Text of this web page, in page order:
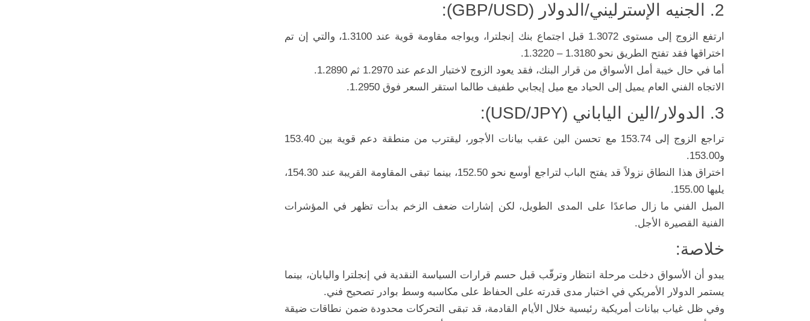
2. الجنيه الإسترليني/الدولار (GBP/USD):
ارتفع الزوج إلى مستوى 1.3072 قبل اجتماع بنك إنجلترا، ويواجه مقاومة قوية عند 1.3100، والتي إن تم
اختراقها فقد تفتح الطريق نحو 1.3180 – 1.3220.
أما في حال خيبة أمل الأسواق من قرار البنك، فقد يعود الزوج لاختبار الدعم عند 1.2970 ثم 1.2890.
الاتجاه الفني العام يميل إلى الحياد مع ميل إيجابي طفيف طالما استقر السعر فوق 1.2950.
3. الدولار/الين الياباني (USD/JPY):
تراجع الزوج إلى 153.74 مع تحسن الين عقب بيانات الأجور، ليقترب من منطقة دعم قوية بين 153.40
و153.00.
اختراق هذا النطاق نزولاً قد يفتح الباب لتراجع أوسع نحو 152.50، بينما تبقى المقاومة القريبة عند 154.30،
يليها 155.00.
الميل الفني ما زال صاعدًا على المدى الطويل، لكن إشارات ضعف الزخم بدأت تظهر في المؤشرات
الفنية القصيرة الأجل.
خلاصة:
يبدو أن الأسواق دخلت مرحلة انتظار وترقّب قبل حسم قرارات السياسة النقدية في إنجلترا واليابان، بينما
يستمر الدولار الأمريكي في اختبار مدى قدرته على الحفاظ على مكاسبه وسط بوادر تصحيح فني.
وفي ظل غياب بيانات أمريكية رئيسية خلال الأيام القادمة، قد تبقى التحركات محدودة ضمن نطاقات ضيقة